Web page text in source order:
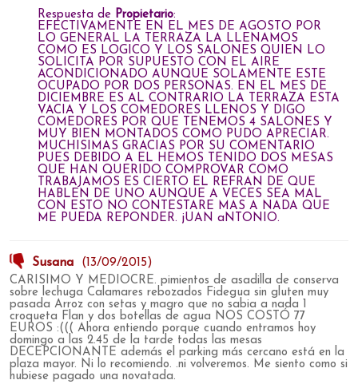
Respuesta de Propietario:
EFECTIVAMENTE EN EL MES DE AGOSTO POR
LO GENERAL LA TERRAZA LA LLENAMOS
COMO ES LOGICO Y LOS SALONES QUIEN LO
SOLICITA POR SUPUESTO CON EL AIRE
ACONDICIONADO AUNQUE SOLAMENTE ESTE
OCUPADO POR DOS PERSONAS. EN EL MES DE
DICIEMBRE ES AL CONTRARIO LA TERRAZA ESTA
VACIA Y LOS COMEDORES LLENOS Y DIGO
COMEDORES POR QUE TENEMOS 4 SALONES Y
MUY BIEN MONTADOS COMO PUDO APRECIAR.
MUCHISIMAS GRACIAS POR SU COMENTARIO
PUES DEBIDO A EL HEMOS TENIDO DOS MESAS
QUE HAN QUERIDO COMPROVAR COMO
TRABAJAMOS ES CIERTO EL REFRAN DE QUE
HABLEN DE UNO AUNQUE A VECES SEA MAL
CON ESTO NO CONTESTARE MAS A NADA QUE
ME PUEDA REPONDER. jUAN aNTONIO.
Susana (13/09/2015)
CARISIMO Y MEDIOCRE. pimientos de asadilla de conserva
sobre lechuga Calamares rebozados Fidegua sin gluten muy
pasada Arroz con setas y magro que no sabia a nada 1
croqueta Flan y dos botellas de agua NOS COSTÓ 77
EUROS :((( Ahora entiendo porque cuando entramos hoy
domingo a las 2.45 de la tarde todas las mesas
DECEPCIONANTE además el parking más cercano está en la
plaza mayor. Ni lo recomiendo. .ni volveremos. Me siento como si
hubiese pagado una novatada.